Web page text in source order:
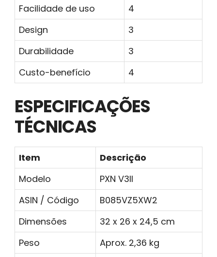
Facilidade de uso
4
Design
3
Durabilidade
3
Custo-benefício
4
ESPECIFICAÇÕES
TÉCNICAS
Item
Descrição
Modelo
PXN V3II
ASIN / Código
B085VZ5XW2
Dimensões
32 x 26 x 24,5 cm
Peso
Aprox. 2,36 kg